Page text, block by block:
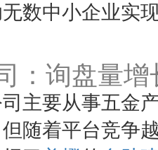
数中小企业实
：询盘量
司主要从事五金
随着平台竞争